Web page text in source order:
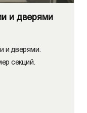
и дверями
и дверями.
секций.